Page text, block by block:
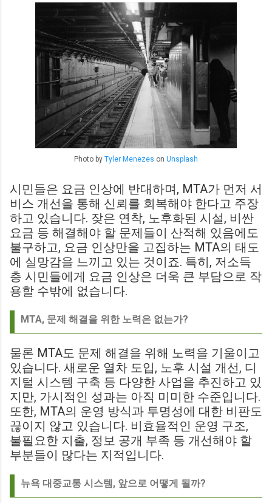
Photo by Tyler Menezes on Unsplash
시민들은 요금 인상에 반대하며, MTA가 먼저 서
비스 개선을 통해 신뢰를 회복해야 한다고 주장
하고 있습니다. 잦은 연착, 노후화된 시설, 비싼
요금 등 해결해야 할 문제들이 산적해 있음에도
불구하고, 요금 인상만을 고집하는 MTA의 태도
에 실망감을 느끼고 있는 것이죠. 특히, 저소득
층 시민들에게 요금 인상은 더욱 큰 부담으로 작
용할 수밖에 없습니다.
MTA, 문제 해결을 위한 노력은 없는가?
물론 MTA도 문제 해결을 위해 노력을 기울이고
있습니다. 새로운 열차 도입, 노후 시설 개선, 디
지털 시스템 구축 등 다양한 사업을 추진하고 있
지만, 가시적인 성과는 아직 미미한 수준입니다.
또한, MTA의 운영 방식과 투명성에 대한 비판도
끊이지 않고 있습니다. 비효율적인 운영 구조,
불필요한 지출, 정보 공개 부족 등 개선해야 할
부분들이 많다는 지적입니다.
뉴욕 대중교통 시스템, 앞으로 어떻게 될까?